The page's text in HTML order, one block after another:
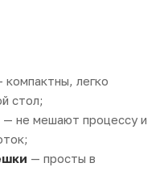
компактны, легко
стол;
— не мешают процессу и
— просты в